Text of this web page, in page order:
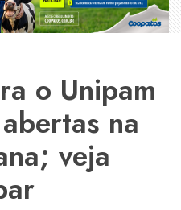
o Unipam
na
veja